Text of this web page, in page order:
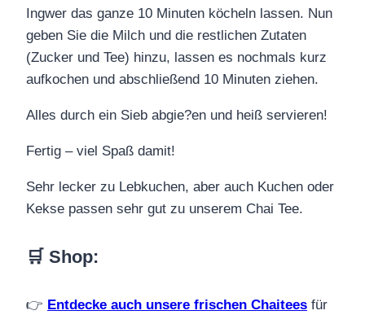
Ingwer das ganze 10 Minuten köcheln lassen. Nun
geben Sie die Milch und die restlichen Zutaten
(Zucker und Tee) hinzu, lassen es nochmals kurz
aufkochen und abschließend 10 Minuten ziehen.
Alles durch ein Sieb abgie?en und heiß servieren!
Fertig – viel Spaß damit!
Sehr lecker zu Lebkuchen, aber auch Kuchen oder
Kekse passen sehr gut zu unserem Chai Tee.
🛒 Shop:
👉 Entdecke auch unsere frischen Chaitees für